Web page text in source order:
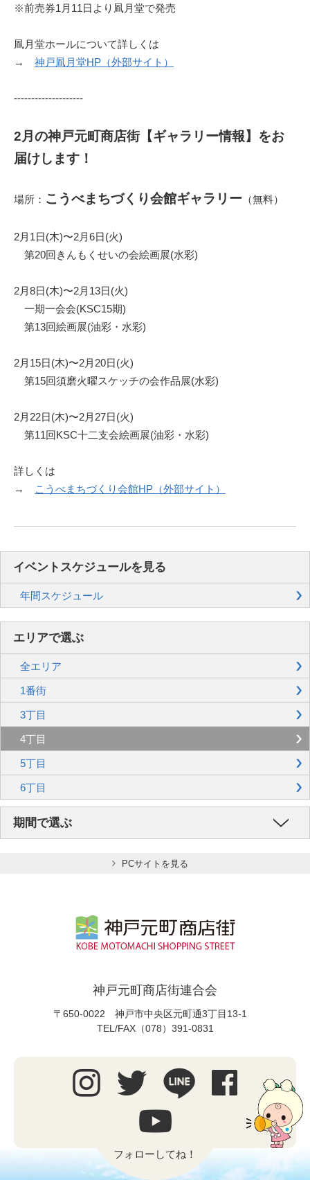
※前売券1月11日より凮月堂で発売
凮月堂ホールについて詳しくは
→ 神戸凮月堂HP（外部サイト）
--------------------
2月の神戸元町商店街【ギャラリー情報】をお
届けします！
場所： こうべまちづくり会館ギャラリー （無料）
2月1日(木)〜2月6日(火)
第20回きんもくせいの会絵画展(水彩)
2月8日(木)〜2月13日(火)
一期一会会(KSC15期)
第13回絵画展(油彩・水彩)
2月15日(木)〜2月20日(火)
第15回須磨火曜スケッチの会作品展(水彩)
2月22日(木)〜2月27日(火)
第11回KSC十二支会絵画展(油彩・水彩)
詳しくは
→
こうべまちづくり会館HP（外部サイト）
イベントスケジュールを見る
年間スケジュール
エリアで選ぶ
全エリア
1番街
3丁目
4丁目
5丁目
6丁目
期間で選ぶ
PCサイトを見る
神戸元町商店街連合会
〒650-0022 神戸市中央区元町通3丁目13-1
TEL/FAX（078）391-0831
フォローしてね！